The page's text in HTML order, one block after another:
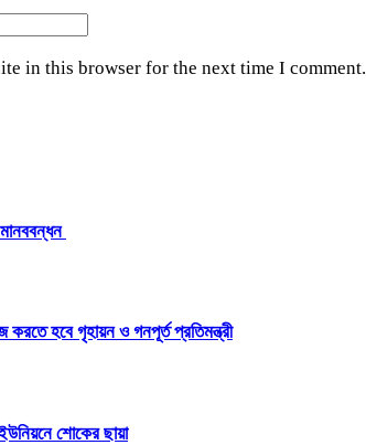
in this browser for the next time I comment.
হবে গৃহায়ন ও গনপূর্ত প্রতিমন্ত্রী
শোকের ছায়া